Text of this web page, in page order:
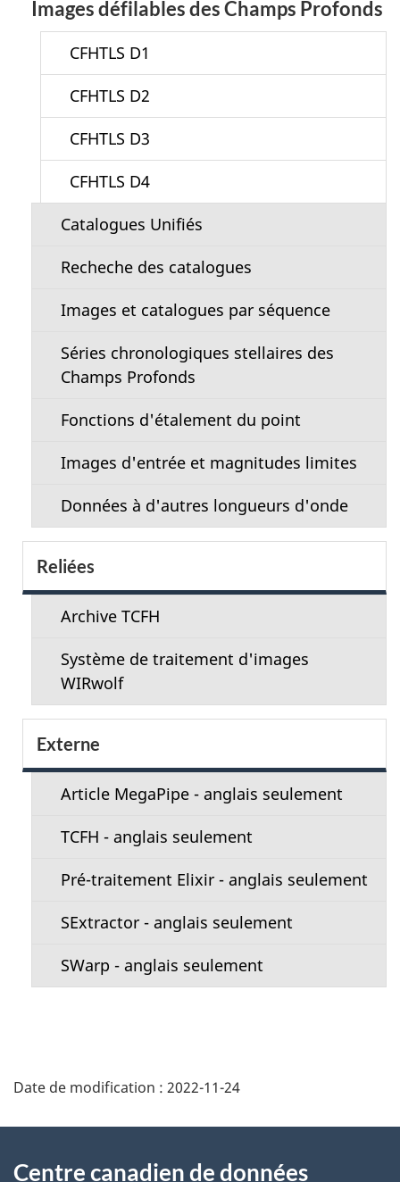
Images défilables des Champs Profonds
CFHTLS D1
CFHTLS D2
CFHTLS D3
CFHTLS D4
Catalogues Unifiés
Recheche des catalogues
Images et catalogues par séquence
Séries chronologiques stellaires des
Champs Profonds
Fonctions d'étalement du point
Images d'entrée et magnitudes limites
Données à d'autres longueurs d'onde
Reliées
Archive TCFH
Système de traitement d'images
WIRwolf
Externe
Article MegaPipe - anglais seulement
TCFH - anglais seulement
Pré-traitement Elixir - anglais seulement
SExtractor - anglais seulement
SWarp - anglais seulement
Date de modification : 2022-11-24
Centre canadien de données